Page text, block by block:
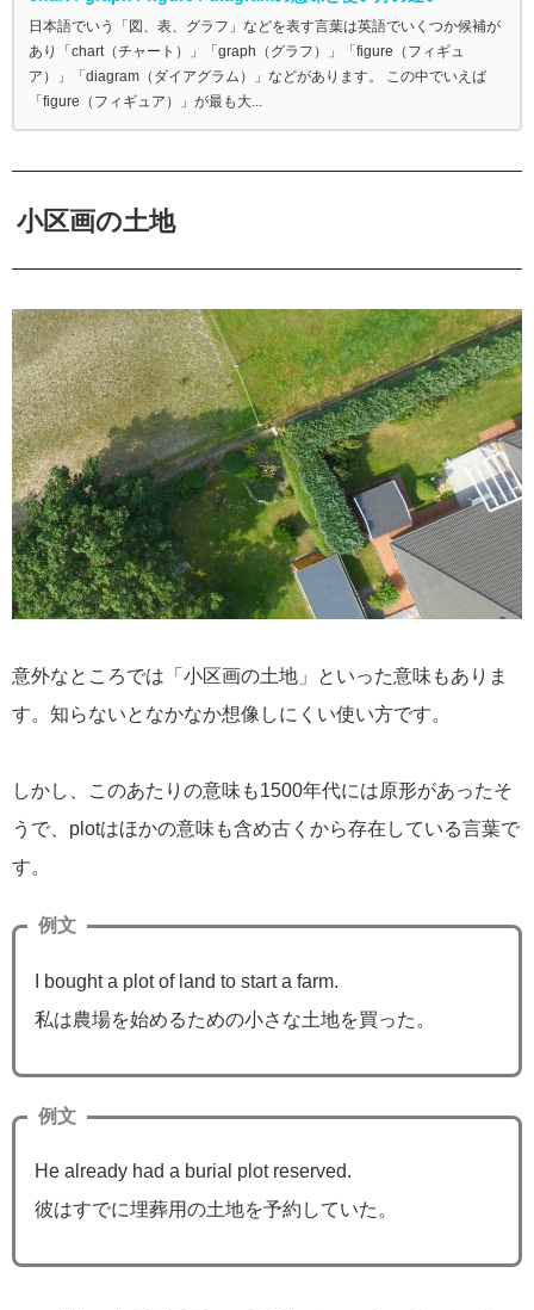
日本語でいう「図、表、グラフ」などを表す言葉は英語でいくつか候補が
あり「chart（チャート）」「graph（グラフ）」「figure（フィギュ
ア）」「diagram（ダイアグラム）」などがあります。 この中でいえば
「figure（フィギュア）」が最も大...
小区画の土地
意外なところでは「小区画の土地」といった意味もありま
す。知らないとなかなか想像しにくい使い方です。
しかし、このあたりの意味も1500年代には原形があったそ
うで、plotはほかの意味も含め古くから存在している言葉で
す。
例文
I bought a plot of land to start a farm.
私は農場を始めるための小さな土地を買った。
例文
He already had a burial plot reserved.
彼はすでに埋葬用の土地を予約していた。